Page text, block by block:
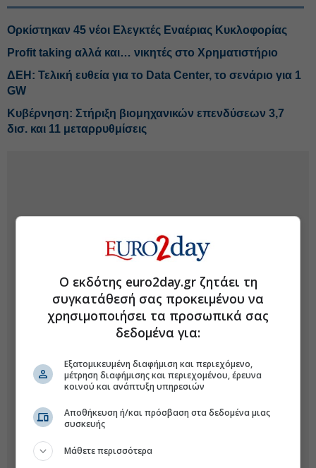
Ορκίστηκαν 45 νέοι Ελεγκτές Εναέριας Κυκλοφορίας
Profit taking αλλά και… νικητές στο Χρηματιστήριο
ΔΕΗ: Τελική ευθεία για το Data Center, το σενάριο για 1
GW
Κυβέρνηση: Στήριξη βιομηχανικών επενδύσεων 3,7
δισ. και 11 μεταρρυθμίσεις
Ο εκδότης euro2day.gr ζητάει τη
συγκατάθεσή σας προκειμένου να
χρησιμοποιήσει τα προσωπικά σας
δεδομένα για:
Εξατομικευμένη διαφήμιση και περιεχόμενο,
μέτρηση διαφήμισης και περιεχομένου, έρευνα
κοινού και ανάπτυξη υπηρεσιών
Αποθήκευση ή/και πρόσβαση στα δεδομένα μιας
συσκευής
Μάθετε περισσότερα